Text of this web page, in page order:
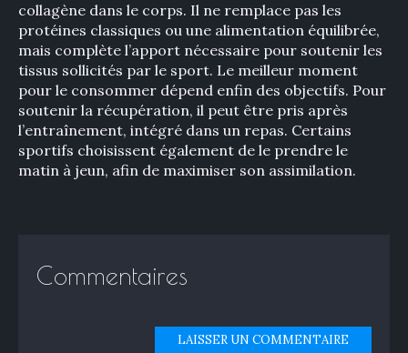
collagène dans le corps. Il ne remplace pas les
protéines classiques ou une alimentation équilibrée,
mais complète l’apport nécessaire pour soutenir les
tissus sollicités par le sport. Le meilleur moment
pour le consommer dépend enfin des objectifs. Pour
soutenir la récupération, il peut être pris après
l’entraînement, intégré dans un repas. Certains
sportifs choisissent également de le prendre le
matin à jeun, afin de maximiser son assimilation.
Commentaires
LAISSER UN COMMENTAIRE